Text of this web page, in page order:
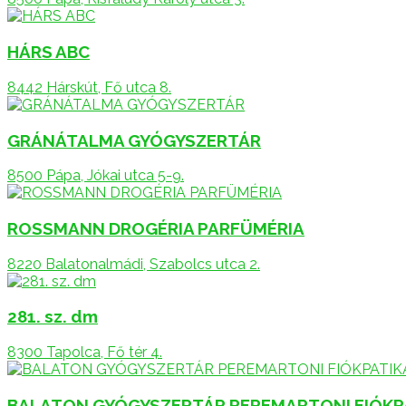
HÁRS ABC
8442 Hárskút, Fő utca 8.
GRÁNÁTALMA GYÓGYSZERTÁR
8500 Pápa, Jókai utca 5-9.
ROSSMANN DROGÉRIA PARFÜMÉRIA
8220 Balatonalmádi, Szabolcs utca 2.
281. sz. dm
8300 Tapolca, Fő tér 4.